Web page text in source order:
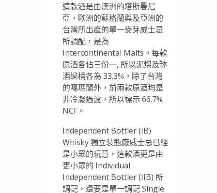
這款酒是由澳洲的塔斯曼尼
亞，歐洲的蘇格蘭與及亞洲的
台灣所出產的單一麥芽威士忌
所調配，是為
Intercontinental Malts。每款
原酒各佔三份一, 所以泥煤及缽
酒過桶各為 33.3%。除了台灣
的噶瑪蘭外，前兩款原酒均是
非冷凝過濾，所以標示 66.7%
NCF。
Independent Bottler (IB)
Whisky 獨立裝瓶廠威士忌已經
是小眾的玩意，這款酒更是由
更小眾的 Individual
Independent Bottler (IIB) 所
調配，還要是單一調配 Single